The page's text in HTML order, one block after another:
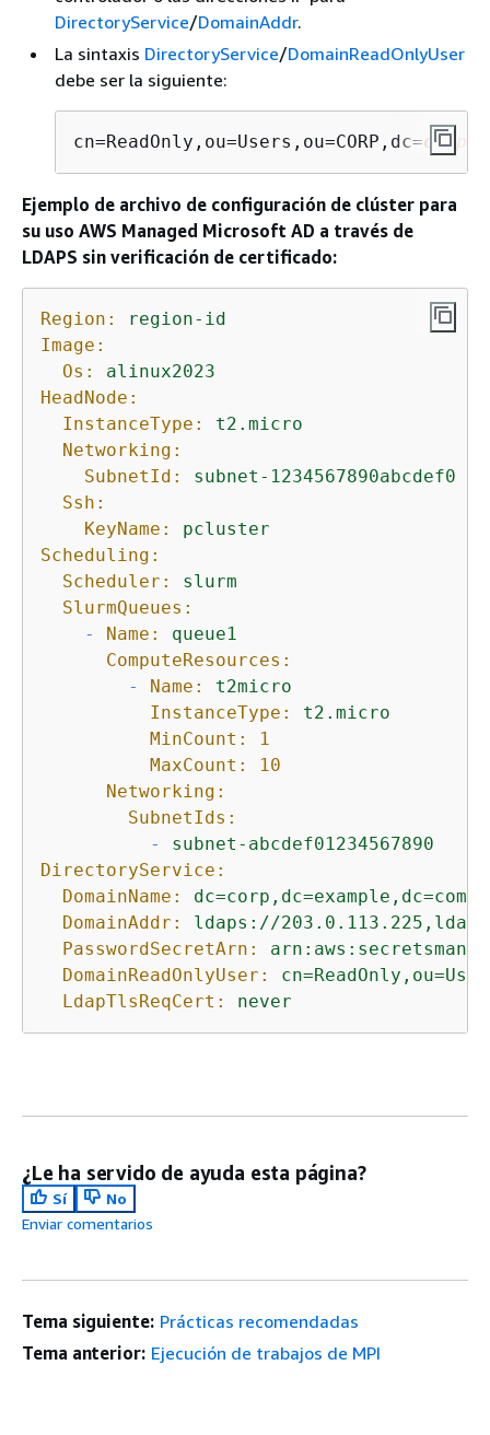
DirectoryService/DomainAddr.
La sintaxis DirectoryService/DomainReadOnlyUser
debe ser la siguiente:
cn=ReadOnly,ou=Users,ou=CORP,dc=corp
Ejemplo de archivo de configuración de clúster para
su uso AWS Managed Microsoft AD a través de
LDAPS sin verificación de certificado:
Region:
region-id
Image:
Os:
alinux2023
HeadNode:
InstanceType:
t2.micro
Networking:
SubnetId:
subnet-1234567890abcdef0
Ssh:
KeyName:
pcluster
Scheduling:
Scheduler:
slurm
SlurmQueues:
-
Name:
queue1
ComputeResources:
-
Name:
t2micro
InstanceType:
t2.micro
MinCount:
1
MaxCount:
10
Networking:
SubnetIds:
-
subnet-abcdef01234567890
DirectoryService:
DomainName:
dc=corp,dc=example,dc=com
DomainAddr:
ldaps://
PasswordSecretArn:
DomainReadOnlyUser:
LdapTlsReqCert:
never
¿Le ha servido de ayuda esta página?
Sí
No
Enviar comentarios
Tema siguiente: Prácticas recomendadas
Tema anterior: Ejecución de trabajos de MPI